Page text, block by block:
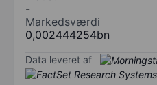
-
Markedsværdi
0,002444254bn
Data leveret af